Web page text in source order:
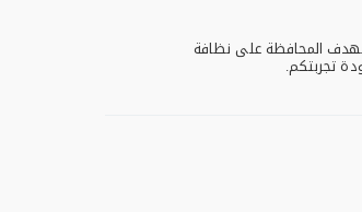
بهدف المحافظة على نظافة
تجربتكم.